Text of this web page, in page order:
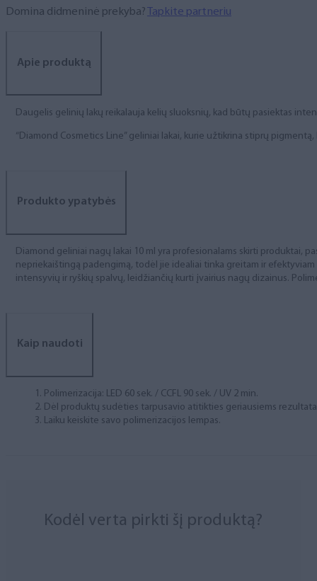
Domina didmeninė prekyba? Tapkite partneriu
Apie produktą
Daugelis gelinių lakų reikalauja kelių sluoksnių, kad būtų pasiektas
“Diamond Cosmetics Line” geliniai lakai, kurie užtikrina stiprų
Produkto ypatybės
Diamond geliniai nagų lakai 10 ml yra profesionalams skirti produktai,
nepriekaištingą padengimą, todėl jie idealiai tinka greitam ir
intensyvių ir ryškių spalvų, leidžiančių kurti įvairius nagų dizainus.
Kaip naudoti
Polimerizacija: LED 60 sek. / CCFL 90 sek. / UV 2 min.
Dėl produktų sudėties tarpusavio atitikties geriausiems
Laiku keiskite savo polimerizacijos lempas.
Kodėl verta pirkti šį produktą?